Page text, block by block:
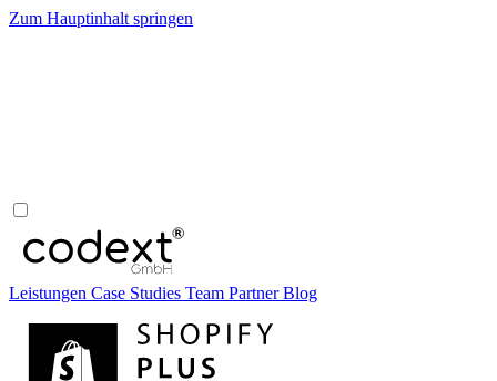
Zum Hauptinhalt springen
Leistungen Case Studies Team PartnerBlog